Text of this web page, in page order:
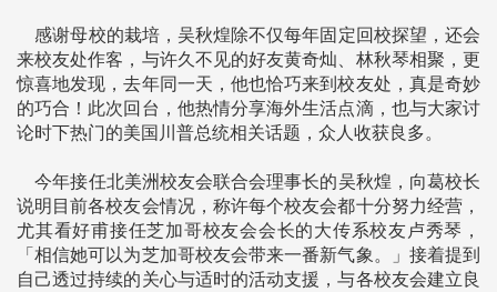
感谢母校的栽培，吴秋煌除不仅每年固定回校探望，还会
来校友处作客，与许久不见的好友黄奇灿、林秋琴相聚，更
惊喜地发现，去年同一天，他也恰巧来到校友处，真是奇妙
的巧合！此次回台，他热情分享海外生活点滴，也与大家讨
论时下热门的美国川普总统相关话题，众人收获良多。
今年接任北美洲校友会联合会理事长的吴秋煌，向葛校长
说明目前各校友会情况，称许每个校友会都十分努力经营，
尤其看好甫接任芝加哥校友会会长的大传系校友卢秀琴，
「相信她可以为芝加哥校友会带来一番新气象。」接着提到
自己透过持续的关心与适时的活动支援，与各校友会建立良